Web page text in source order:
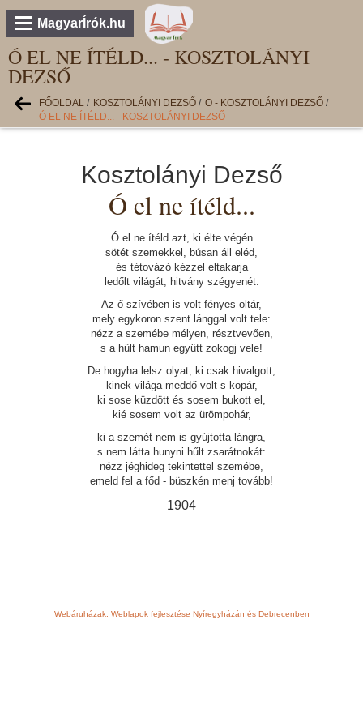
MagyarÍrók.hu
Ó EL NE ÍTÉLD... - KOSZTOLÁNYI
DEZSŐ
FŐOLDAL / KOSZTOLÁNYI DEZSŐ / O - KOSZTOLÁNYI DEZSŐ /
Ó EL NE ÍTÉLD... - KOSZTOLÁNYI DEZSŐ
Kosztolányi Dezső
Ó el ne ítéld...
Ó el ne ítéld azt, ki élte végén
sötét szemekkel, búsan áll eléd,
és tétovázó kézzel eltakarja
ledőlt világát, hitvány szégyenét.
Az ő szívében is volt fényes oltár,
mely egykoron szent lánggal volt tele:
nézz a szemébe mélyen, résztvevően,
s a hűlt hamun együtt zokogj vele!
De hogyha lelsz olyat, ki csak hivalgott,
kinek világa meddő volt s kopár,
ki sose küzdött és sosem bukott el,
kié sosem volt az ürömpohár,
ki a szemét nem is gyújtotta lángra,
s nem látta hunyni hűlt zsarátnokát:
nézz jéghideg tekintettel szemébe,
emeld fel a főd - büszkén menj tovább!
1904
Webáruházak, Weblapok fejlesztése Nyíregyházán és Debrecenben